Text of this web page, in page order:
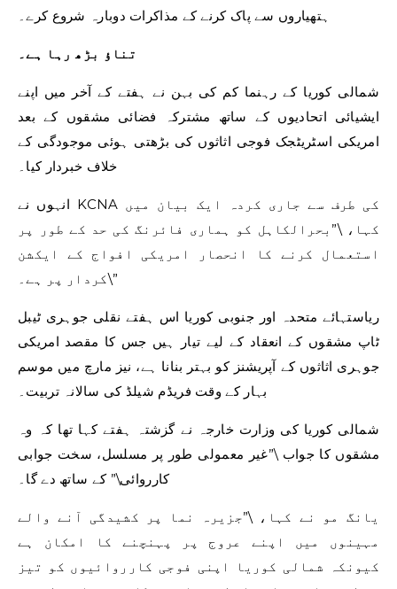
ہتھیاروں سے پاک کرنے کے مذاکرات دوبارہ شروع کرے۔
تناؤ بڑھ رہا ہے۔
شمالی کوریا کے رہنما کم کی بہن نے ہفتے کے آخر میں اپنے
ایشیائی اتحادیوں کے ساتھ مشترکہ فضائی مشقوں کے بعد
امریکی اسٹریٹجک فوجی اثاثوں کی بڑھتی ہوئی موجودگی کے
خلاف خبردار کیا۔
انہوں نے KCNA کی طرف سے جاری کردہ ایک بیان میں
کہا، \”بحرالکاہل کو ہماری فائرنگ کی حد کے طور پر
استعمال کرنے کا انحصار امریکی افواج کے ایکشن
کردار پر ہے۔\”
ریاستہائے متحدہ اور جنوبی کوریا اس ہفتے نقلی جوہری ٹیبل
ٹاپ مشقوں کے انعقاد کے لیے تیار ہیں جس کا مقصد امریکی
جوہری اثاثوں کے آپریشنز کو بہتر بنانا ہے، نیز مارچ میں موسم
بہار کے وقت فریڈم شیلڈ کی سالانہ تربیت۔
شمالی کوریا کی وزارت خارجہ نے گزشتہ ہفتے کہا تھا کہ وہ
مشقوں کا جواب \”غیر معمولی طور پر مسلسل، سخت جوابی
کارروائی\” کے ساتھ دے گا۔
یانگ مو نے کہا، \”جزیرہ نما پر کشیدگی آنے والے
مہینوں میں اپنے عروج پر پہنچنے کا امکان ہے
کیونکہ شمالی کوریا اپنی فوجی کارروائیوں کو تیز